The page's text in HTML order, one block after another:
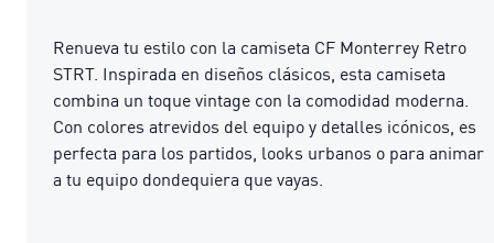
Renueva tu estilo con la camiseta CF Monterrey Retro
STRT. Inspirada en diseños clásicos, esta camiseta
combina un toque vintage con la comodidad moderna.
Con colores atrevidos del equipo y detalles icónicos, es
perfecta para los partidos, looks urbanos o para animar
a tu equipo dondequiera que vayas.